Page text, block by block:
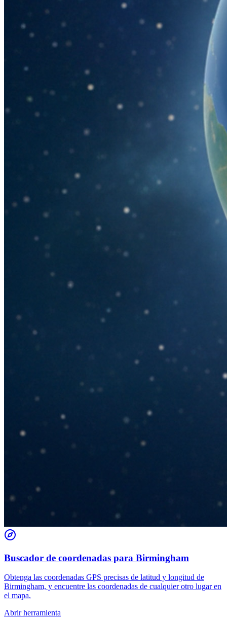
Buscador de coordenadas para Birmingham
Obtenga las coordenadas GPS precisas de latitud y longitud de
Birmingham, y encuentre las coordenadas de cualquier otro lugar en
el mapa.
Abrir herramienta